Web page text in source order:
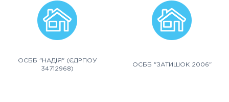
ОСББ "НАДІЯ" (ЄДРПОУ
34712968)
ОСББ "ЗАТИШОК 2006"